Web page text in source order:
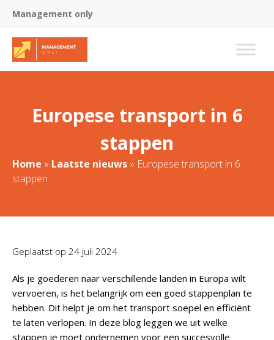
Management only
Europese transport in 6
stappen
Home » Laatste nieuws » Europese transport in 6
stappen
Geplaatst op 24 juli 2024
Als je goederen naar verschillende landen in Europa wilt
vervoeren, is het belangrijk om een goed stappenplan te
hebben. Dit helpt je om het transport soepel en efficiënt
te laten verlopen. In deze blog leggen we uit welke
stappen je moet ondernemen voor een succesvolle